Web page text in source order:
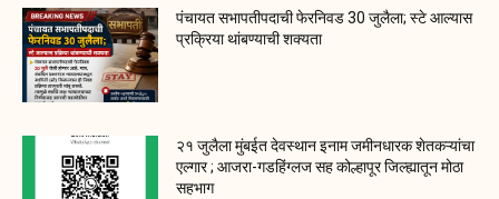
पंचायत सभापतीपदाची फेरनिवड 30 जुलैला; स्टे आल्यास
प्रक्रिया थांबण्याची शक्यता
२१ जुलैला मुंबईत देवस्थान इनाम जमीनधारक शेतकऱ्यांचा
एल्गार ; आजरा-गडहिंग्लज सह कोल्हापूर जिल्ह्यातून मोठा
सहभाग